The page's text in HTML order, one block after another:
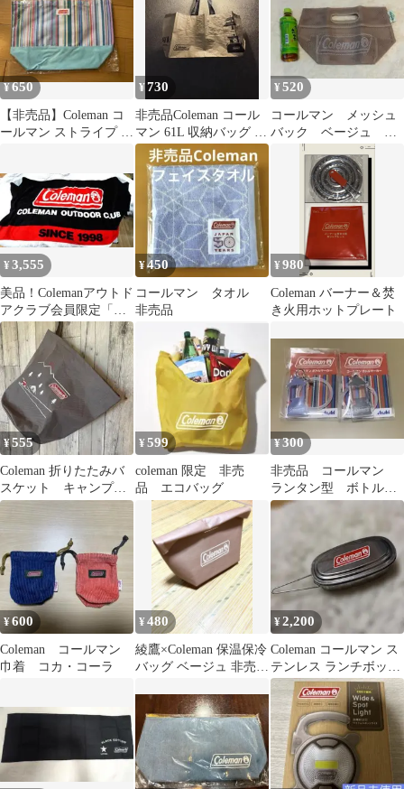
¥650
【非売品】Coleman コ
ールマン ストライプ ト
¥730
非売品Coleman コール
マン 61L 収納バッグ キ
ャンプ アウトドア限定
¥520
コールマン メッシュ
バック ベージュ
Coleman ハンドバック
¥3,555
美品！Colemanアウトド
アクラブ会員限定「非
売品大判バスタオル」
※未使用品
¥450
コールマン タオル
非売品
¥980
Coleman バーナー＆焚
き火用ホットプレート
¥555
Coleman 折りたたみバ
スケット キャンプバ
ッグ ランドリーバッ
¥599
coleman 限定 非売
品 エコバッグ
¥300
非売品 コールマン
ランタン型 ボトルマ
ーカー 2個 アクリ
¥600
Coleman コールマン
巾着 コカ・コーラ
¥480
綾鷹×Coleman 保温保冷
バッグ ベージュ 非売品
¥2,200
Coleman コールマン ス
テンレス ランチボック
ス